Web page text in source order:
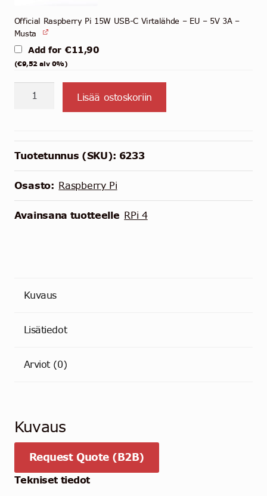
Official Raspberry Pi 15W USB-C Virtalähde – EU – 5V 3A –
Musta
Add for €11,90
(€9,52alv 0%)
Raspberry
B
-
3
GB
määrä
Lisää ostoskoriin
Tuotetunnus (SKU): 6233
Osasto: Raspberry Pi
Avainsana tuotteelle RPi 4
Kuvaus
Lisätiedot
Arviot (0)
Kuvaus
Request Quote (B2B)
Tekniset tiedot